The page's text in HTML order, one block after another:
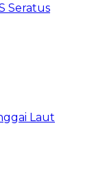
Seratus
Laut